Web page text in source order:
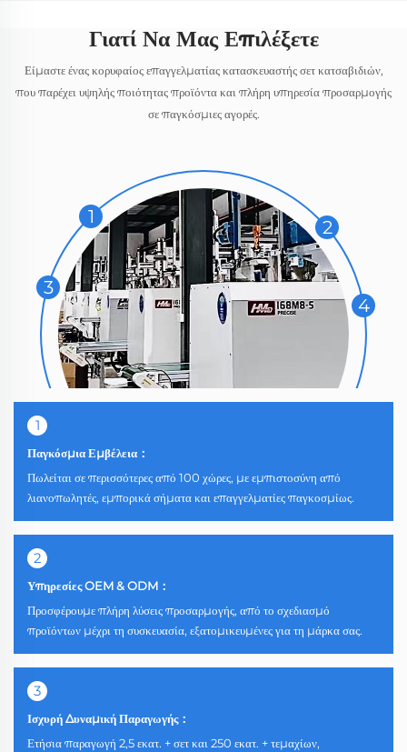
Γιατί Να Μας Επιλέξετε
Είμαστε ένας κορυφαίος επαγγελματίας κατασκευαστής σετ κατσαβιδιών,
που παρέχει υψηλής ποιότητας προϊόντα και πλήρη υπηρεσία προσαρμογής
σε παγκόσμιες αγορές.
1 2
3
4
1
Παγκόσμια Εμβέλεια：
Πωλείται σε περισσότερες από 100 χώρες, με εμπιστοσύνη από
λιανοπωλητές, εμπορικά σήματα και επαγγελματίες παγκοσμίως.
2
Υπηρεσίες OEM & ODM：
Προσφέρουμε πλήρη λύσεις προσαρμογής, από το σχεδιασμό
προϊόντων μέχρι τη συσκευασία, εξατομικευμένες για τη μάρκα σας.
3
Ισχυρή Δυναμική Παραγωγής：
Ετήσια παραγωγή 2,5 εκατ. + σετ και 250 εκατ. + τεμαχίων,